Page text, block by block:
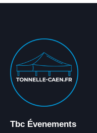
Tbc Évenements